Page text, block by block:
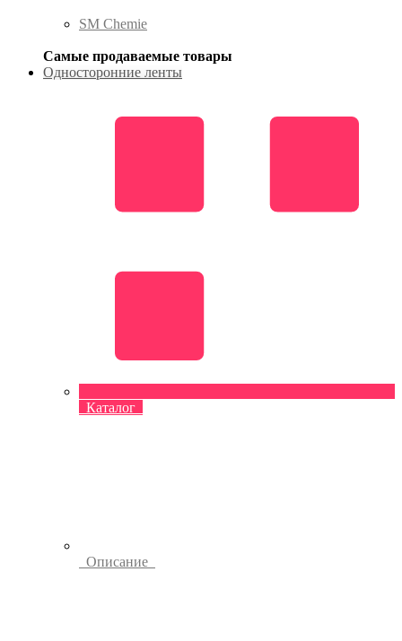
SM Chemie
Самые продаваемые товары
Односторонние ленты
Каталог
Описание